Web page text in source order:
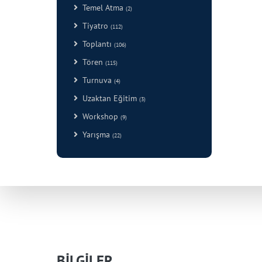
Temel Atma (2)
Tiyatro (112)
Toplantı (106)
Tören (115)
Turnuva (4)
Uzaktan Eğitim (3)
Workshop (9)
Yarışma (22)